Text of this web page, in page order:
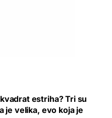
estriha? Tri su
je velika, evo koja je